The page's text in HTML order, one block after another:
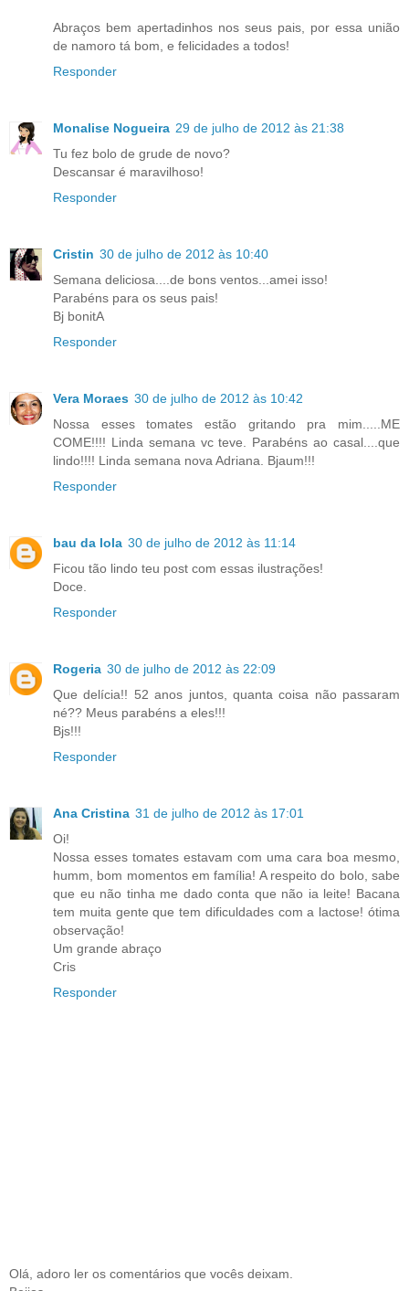
Abraços bem apertadinhos nos seus pais, por essa união
de namoro tá bom, e felicidades a todos!
Responder
Monalise Nogueira 29 de julho de 2012 às 21:38
Tu fez bolo de grude de novo?
Descansar é maravilhoso!
Responder
Cristin 30 de julho de 2012 às 10:40
Semana deliciosa....de bons ventos...amei isso!
Parabéns para os seus pais!
Bj bonitA
Responder
Vera Moraes 30 de julho de 2012 às 10:42
Nossa esses tomates estão gritando pra mim.....ME
COME!!!! Linda semana vc teve. Parabéns ao casal....que
lindo!!!! Linda semana nova Adriana. Bjaum!!!
Responder
bau da lola 30 de julho de 2012 às 11:14
Ficou tão lindo teu post com essas ilustrações!
Doce.
Responder
Rogeria 30 de julho de 2012 às 22:09
Que delícia!! 52 anos juntos, quanta coisa não passaram
né?? Meus parabéns a eles!!!
Bjs!!!
Responder
Ana Cristina 31 de julho de 2012 às 17:01
Oi!
Nossa esses tomates estavam com uma cara boa mesmo,
humm, bom momentos em família! A respeito do bolo, sabe
que eu não tinha me dado conta que não ia leite! Bacana
tem muita gente que tem dificuldades com a lactose! ótima
observação!
Um grande abraço
Cris
Responder
Olá, adoro ler os comentários que vocês deixam.